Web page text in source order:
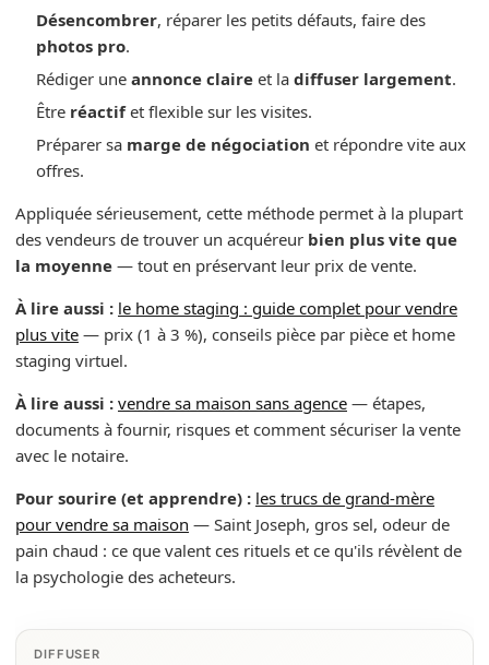
Désencombrer, réparer les petits défauts, faire des
photos pro.
Rédiger une annonce claireet la diffuser largement.
Être réactifet flexible sur les visites.
Préparer sa marge de négociation et répondre vite aux
offres.
Appliquée sérieusement, cette méthode permet à la plupart
des vendeurs de trouver un acquéreur bien plus vite que
la moyenne — tout en préservant leur prix de vente.
À lire aussi : le home staging : guide complet pour vendre
plus vite — prix (1 à 3 %), conseils pièce par pièce et home
staging virtuel.
À lire aussi : vendre sa maison sans agence — étapes,
documents à fournir, risques et comment sécuriser la vente
avec le notaire.
Pour sourire (et apprendre) : les trucs de grand-mère
pour vendre sa maison — Saint Joseph, gros sel, odeur de
pain chaud : ce que valent ces rituels et ce qu'ils révèlent de
la psychologie des acheteurs.
DIFFUSER